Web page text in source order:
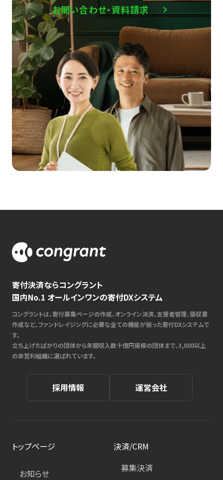
お問い合わせ・資料請求
寄付決済ならコングラント
国内No.1 オールインワンの寄付DXシステム
コングラントは、寄付募集ページの作成、オンライン決済、支援者管理、領収書
作成など、ファンドレイジングに必要な全ての機能が揃った寄付DXシステムで
す。
立ち上げたばかりの団体から年間収入数十億円規模の団体まで、3,000以上
の非営利組織に選ばれています。
採用情報 運営会社
トップページ
お知らせ
決済/CRM
募集決済